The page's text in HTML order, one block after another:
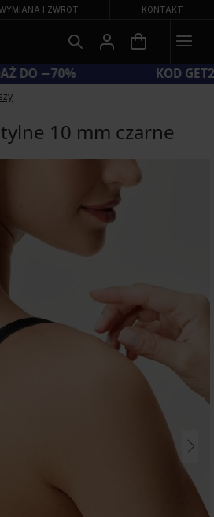
I ZWROT KONTAKT
WYPRZEDAŻ DO −70%
10 mm czarne